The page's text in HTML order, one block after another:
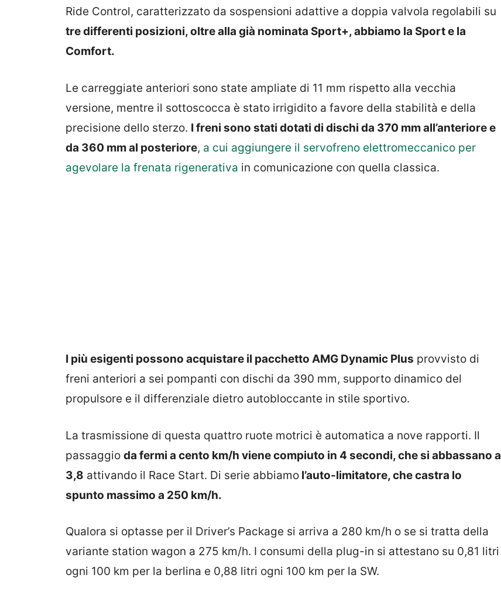
Ride Control, caratterizzato da sospensioni adattive a doppia valvola regolabili su
tre differenti posizioni, oltre alla già nominata Sport+, abbiamo la Sport e la
Comfort.
Le carreggiate anteriori sono state ampliate di 11 mm rispetto alla vecchia
versione, mentre il sottoscocca è stato irrigidito a favore della stabilità e della
precisione dello sterzo. I freni sono stati dotati di dischi da 370 mm all’anteriore e
da 360 mm al posteriore, a cui aggiungere il servofreno elettromeccanico per
agevolare la frenata rigenerativa in comunicazione con quella classica.
I più esigenti possono acquistare il pacchetto AMG Dynamic Plus provvisto di
freni anteriori a sei pompanti con dischi da 390 mm, supporto dinamico del
propulsore e il differenziale dietro autobloccante in stile sportivo.
La trasmissione di questa quattro ruote motrici è automatica a nove rapporti. Il
passaggio da fermi a cento km/h viene compiuto in 4 secondi, che si abbassano a
3,8 attivando il Race Start. Di serie abbiamo l’auto-limitatore, che castra lo
spunto massimo a 250 km/h.
Qualora si optasse per il Driver’s Package si arriva a 280 km/h o se si tratta della
variante station wagon a 275 km/h. I consumi della plug-in si attestano su 0,81 litri
ogni 100 km per la berlina e 0,88 litri ogni 100 km per la SW.